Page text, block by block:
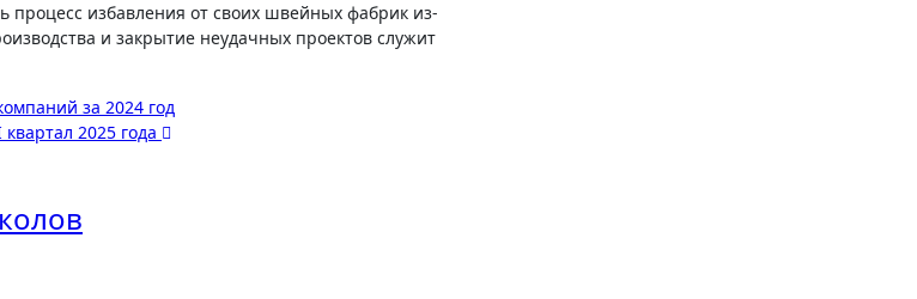
процесс избавления от своих швейных фабрик из-
и закрытие неудачных проектов служит
за 2024 год
2025 года